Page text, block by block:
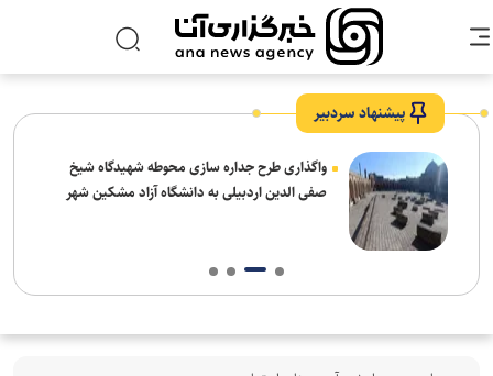
پیشنهاد سردبیر
واگذاری طرح جداره سازی محوطه شهیدگاه شیخ
صفی الدین اردبیلی به دانشگاه آزاد مشکین شهر